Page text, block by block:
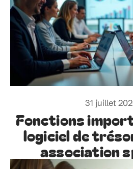
31 juillet
Fonctions
logiciel de
association